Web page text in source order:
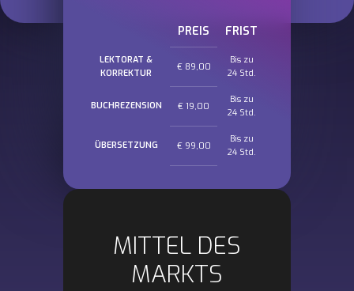
PREIS FRIST
LEKTORAT &
KORREKTUR
€89,00
Bis zu
24 Std.
BUCHREZENSION € 19,00
Bis zu
24 Std.
ÜBERSETZUNG €99,00
Bis zu
24 Std.
MITTEL DES
MARKTS